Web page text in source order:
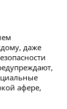
даже
афере,